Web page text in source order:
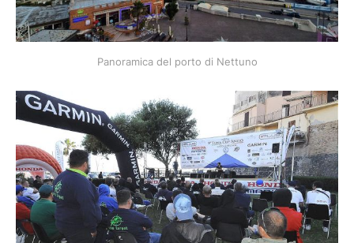
Panoramica del porto di Nettuno